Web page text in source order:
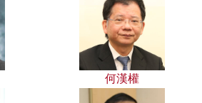
何漢權